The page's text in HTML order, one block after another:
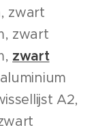
zwart
zwart
zwart
A2,